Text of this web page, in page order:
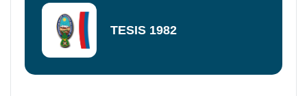
TESIS 1982